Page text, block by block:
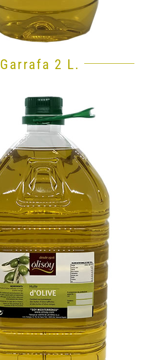
Garrafa 2 L.